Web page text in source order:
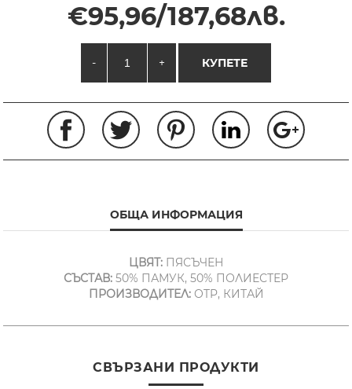
€95,96/187,68лв.
- + КУПЕТЕ
ОБЩА ИНФОРМАЦИЯ
ЦВЯТ:ПЯСЪЧЕН
СЪСТАВ: 50% ПАМУК, 50% ПОЛИЕСТЕР
ПРОИЗВОДИТЕЛ:OTP, КИТАЙ
СВЪРЗАНИ ПРОДУКТИ